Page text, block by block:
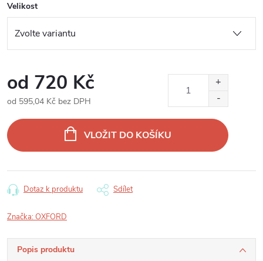
Velikost
od 720 Kč
od 595,04 Kč bez DPH
cena:
VLOŽIT DO KOŠÍKU
Dotaz k produktu Sdílet
Značka:OXFORD
Popis produktu